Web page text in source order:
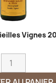
Vignes